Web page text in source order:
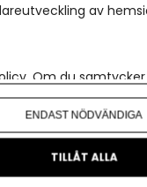
av
. Om du
hittar du den
ENDAST NÖDVÄNDIGA
TILLÅT ALLA